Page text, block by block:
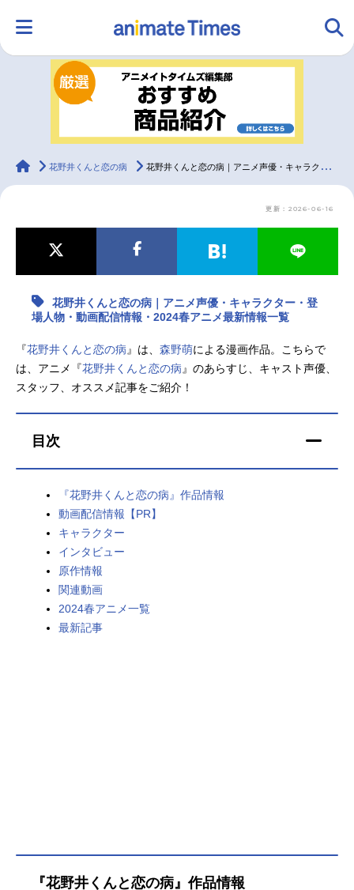
ランキング アニメ
ラジオ みんなの声
最新記事一覧
アニメ記事一覧 声優記事一覧
アニメ映画一覧
今期アニメ曜日別一覧
春アニメ
男性声優/女性声優一覧
animateTimes
花野井くんと恋の病 花野井くんと恋の病｜アニメ声優・キャラクター・登場人物・動画配信情報・2024春アニメ最新情報一覧
更新：2026-06-16
花野井くんと恋の病｜アニメ声優・キャラクター・登
場人物・動画配信情報・2024春アニメ最新情報一覧
『花野井くんと恋の病 』は、 森野萌による漫画作品。こちらで
は、アニメ『花野井くんと恋の病 』のあらすじ、キャスト声優、
スタッフ、オススメ記事をご紹介！
目次
『花野井くんと恋の病』作品情報
動画配信情報【PR】
キャラクター
インタビュー
原作情報
関連動画
2024春アニメ一覧
最新記事
『花野井くんと恋の病』作品情報